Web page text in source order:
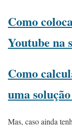
Como
Youtube na
Como
uma
Mas, caso ainda